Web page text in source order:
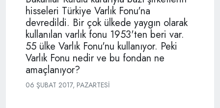
hisseleri Türkiye Varlık Fonu'na
devredildi. Bir çok ülkede yaygın olarak
kullanılan varlık fonu 1953'ten beri var.
55 ülke Varlık Fonu'nu kullanıyor. Peki
Varlık Fonu nedir ve bu fondan ne
amaçlanıyor?
06 ŞUBAT 2017, PAZARTESI